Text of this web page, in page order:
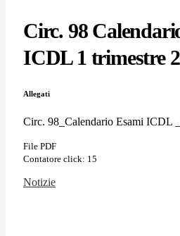
Circ. 98
ICDL 1 trimestre
Allegati
Circ. 98_Calendario Esami ICDL
File PDF
Contatore click: 15
Notizie